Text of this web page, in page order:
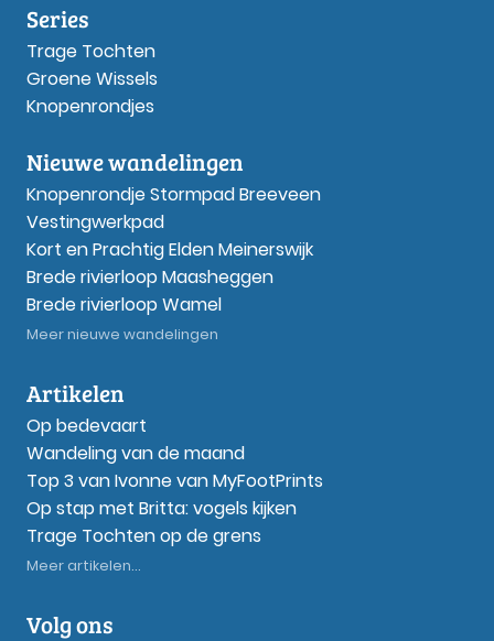
Series
Trage Tochten
Groene Wissels
Knopenrondjes
Nieuwe wandelingen
Knopenrondje Stormpad Breeveen
Vestingwerkpad
Kort en Prachtig Elden Meinerswijk
Brede rivierloop Maasheggen
Brede rivierloop Wamel
Meer nieuwe wandelingen
Artikelen
Op bedevaart
Wandeling van de maand
Top 3 van Ivonne van MyFootPrints
Op stap met Britta: vogels kijken
Trage Tochten op de grens
Meer artikelen...
Volg ons